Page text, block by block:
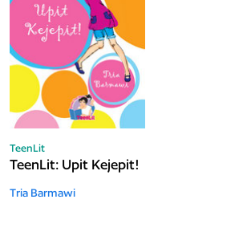
TeenLit
TeenLit: Upit Kejepit!
Tria Barmawi